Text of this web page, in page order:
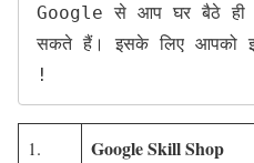
Google से आप घर बैठे ही
सकते हैं। इसके लिए आपको
!
1. Google Skill Shop